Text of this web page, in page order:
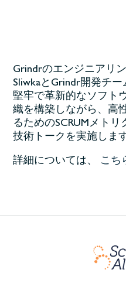
Grindrのエンジニアリ
SliwkaとGrindr開発チー
堅牢で革新的なソフト
織を構築しながら、高
るためのSCRUMメト
技術トークを実施しま
詳細については、 こち